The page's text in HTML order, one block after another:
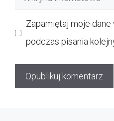
Zapamiętaj moje
podczas pisania